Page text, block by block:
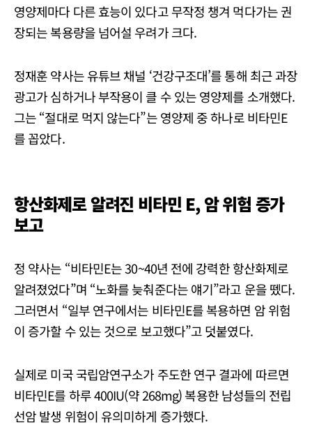
영양제마다 다른 효능이 있다고 무작정 챙겨 먹다가는 권
장되는 복용량을 넘어설 우려가 크다.
정재훈 약사는 유튜브 채널 ‘건강구조대’를 통해 최근 과장
광고가 심하거나 부작용이 클 수 있는 영양제를 소개했다.
그는 “절대로 먹지 않는다”는 영양제 중 하나로 비타민E
를 꼽았다.
항산화제로 알려진 비타민 E, 암 위험 증가
보고
정 약사는 “비타민E는 30~40년 전에 강력한 항산화제로
알려졌었다”며 “노화를 늦춰준다는 얘기”라고 운을 뗐다.
그러면서 “일부 연구에서는 비타민E를 복용하면 암 위험
이 증가할 수 있는 것으로 보고했다”고 덧붙였다.
실제로 미국 국립암연구소가 주도한 연구 결과에 따르면
비타민E를 하루 400IU(약 268mg) 복용한 남성들의 전립
선암 발생 위험이 유의미하게 증가했다.